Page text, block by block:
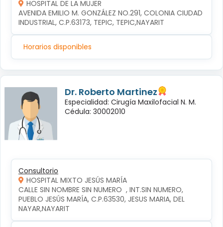
HOSPITAL DE LA MUJER
AVENIDA EMILIO M. GONZÁLEZ NO.291, COLONIA CIUDAD
INDUSTRIAL, C.P.63173, TEPIC, TEPIC,NAYARIT
Horarios disponibles
Dr. Roberto Martinez
Especialidad: Cirugía Maxilofacial N. M.
Cédula: 30002010
Consultorio
HOSPITAL MIXTO JESÚS MARÍA
CALLE SIN NOMBRE SIN NUMERO  , INT.SIN NUMERO,
PUEBLO JESÚS MARÍA, C.P.63530, JESUS MARIA, DEL
NAYAR,NAYARIT